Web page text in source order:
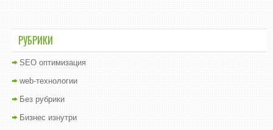
РУБРИКИ
SEO оптимизация
web-технологии
Без рубрики
Бизнес изнутри